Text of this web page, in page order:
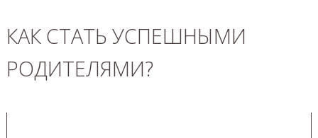
КАК СТАТЬ УСПЕШНЫМИ
РОДИТЕЛЯМИ?